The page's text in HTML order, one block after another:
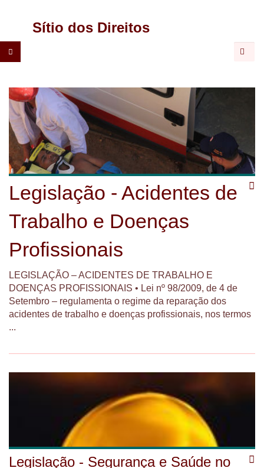
Sítio dos Direitos
Legislação - Acidentes de
Trabalho e Doenças
Profissionais
LEGISLAÇÃO – ACIDENTES DE TRABALHO E
DOENÇAS PROFISSIONAIS • Lei nº 98/2009, de 4 de
Setembro – regulamenta o regime da reparação dos
acidentes de trabalho e doenças profissionais, nos termos
...
Legislação - Segurança e Saúde no